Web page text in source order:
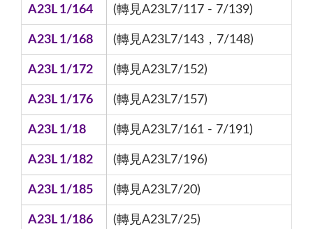
A23L 1/164 (轉見A23L7/117 - 7/139)
A23L 1/168 (轉見A23L7/143，7/148)
A23L 1/172 (轉見A23L7/152)
A23L 1/176 (轉見A23L7/157)
A23L 1/18 (轉見A23L7/161 - 7/191)
A23L 1/182 (轉見A23L7/196)
A23L 1/185 (轉見A23L7/20)
A23L 1/186 (轉見A23L7/25)